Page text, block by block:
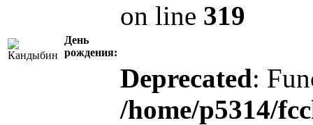
День
рождения:
on line 319
Deprecated:
/home/p5314/